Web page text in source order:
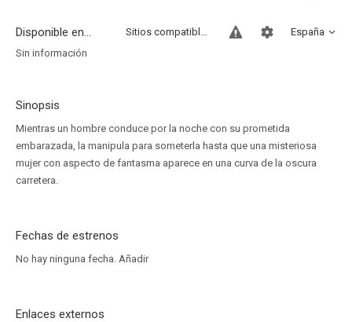
Disponible en... España
Sitios compatibles
Sin información
Sinopsis
Mientras un hombre conduce por la noche con su prometida
embarazada, la manipula para someterla hasta que una misteriosa
mujer con aspecto de fantasma aparece en una curva de la oscura
carretera.
Fechas de estrenos
No hay ninguna fecha. Añadir
Enlaces externos